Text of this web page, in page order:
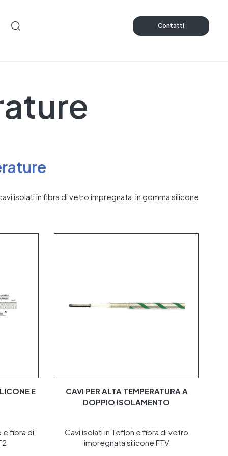
Contatti
isolati in fibra di vetro impregnata, in gomma silicone
E
e fibra di
CAVI PER ALTA TEMPERATURA A
DOPPIO ISOLAMENTO
Cavi isolati in Teflon e fibra di vetro
impregnata silicone FTV